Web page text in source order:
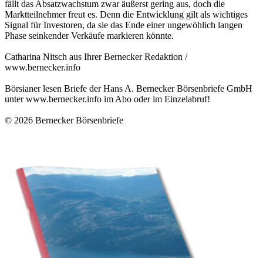
fällt das Absatzwachstum zwar äußerst gering aus, doch die
Marktteilnehmer freut es. Denn die Entwicklung gilt als wichtiges
Signal für Investoren, da sie das Ende einer ungewöhlich langen
Phase seinkender Verkäufe markieren könnte.
Catharina Nitsch aus Ihrer Bernecker Redaktion /
www.bernecker.info
Börsianer lesen Briefe der Hans A. Bernecker Börsenbriefe GmbH
unterwww.bernecker.info im Abo oder im Einzelabruf!
© 2026 Bernecker Börsenbriefe